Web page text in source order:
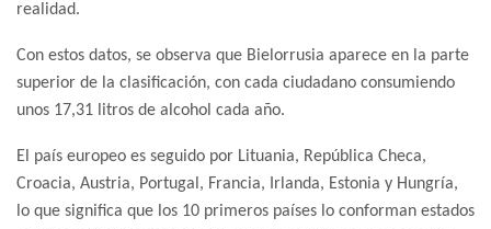
realidad.
Con estos datos, se observa que Bielorrusia aparece en la parte
superior de la clasificación, con cada ciudadano consumiendo
unos 17,31 litros de alcohol cada año.
El país europeo es seguido por Lituania, República Checa,
Croacia, Austria, Portugal, Francia, Irlanda, Estonia y Hungría,
lo que significa que los 10 primeros países lo conforman estados